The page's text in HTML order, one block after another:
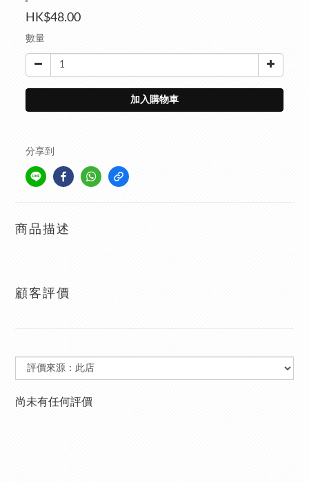
HK$48.00
數量
加入購物車
分享到
商品描述
顧客評價
尚未有任何評價